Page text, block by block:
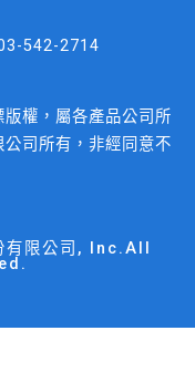
542-2714
權，屬各產品公司所
司所有，非經同意不
限公司, Inc.All